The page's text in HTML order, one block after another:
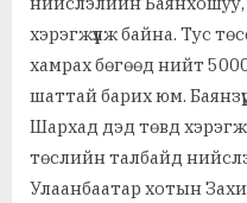
хэрэгжүүлж байна. Тус
хамрах бөгөөд нийт
шаттай барих юм.
Шархад дэд төвд
төслийн талбайд
Улаанбаатар хотын